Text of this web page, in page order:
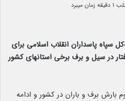
میبرد
سپاه پاسداران انقلاب اسلامی برای
در سیل و برف برخی استانهای کشور
بارش برف و باران در کشور و ادامه